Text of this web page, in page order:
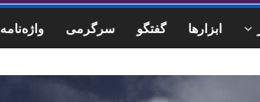
ابزارها گفتگو سرگرمی واژه‌نامه